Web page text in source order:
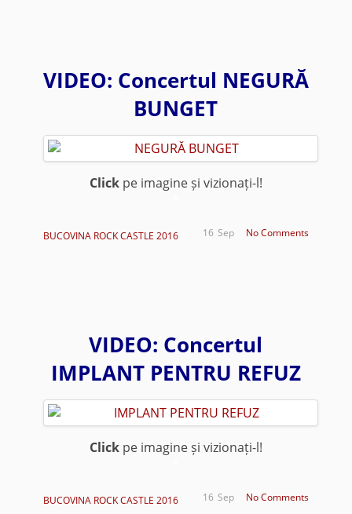
VIDEO: Concertul NEGURĂ
BUNGET
Clickpe imagine și vizionați-l!
BUCOVINA ROCK CASTLE 2016 No Comments
Sep
16
VIDEO: Concertul
IMPLANT PENTRU REFUZ
Clickpe imagine și vizionați-l!
BUCOVINA ROCK CASTLE 2016 No Comments
Sep
16